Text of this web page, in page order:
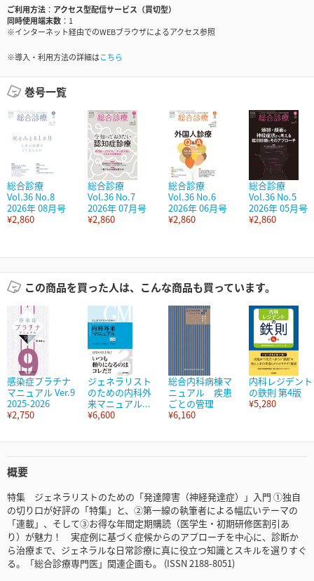
ご利用方法
アクセス型配信サービス（買切型）
同時使用端末数
1
※インターネット経由でのWEBブラウザによるアクセス参照
※導入・利用方法の詳細はこちら
巻号一覧
総合診療
Vol.36 No.8
2026年 08月号
¥2,860
総合診療
Vol.36 No.7
2026年 07月号
¥2,860
総合診療
Vol.36 No.6
2026年 06月号
¥2,860
総合診療
Vol.36 No.5
2026年 05月号
¥2,860
この商品を買った人は、こんな商品も買っています。
感染症プラチナ
マニュアル Ver.9
2025-2026
¥2,750
ジェネラリスト
のための内科外
来マニュアル...
¥6,600
総合内科病棟マ
ニュアル 疾患
ごとの管理
¥6,160
内科レジデント
の鉄則 第4版
¥5,280
概要
特集 ジェネラリストのための「発達障害（神経発達症）」入門 ①独自
の切り口が好評の「特集」と、②第一線の執筆者による幅広いテーマの
「連載」、そして③お得な年間定期購読（医学生・初期研修医割引あ
り）が魅力！ 実症例に基づく症候からのアプローチを中心に、診断か
ら治療まで、ジェネラルな日常診療に真に役立つ知識とスキルを選りすぐ
る。「総合診療専門医」関連企画も。 (ISSN 2188-8051)